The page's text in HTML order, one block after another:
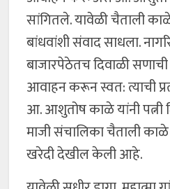
सांगितले. यावेळी चैताली
बांधवांशी संवाद साधला.
बाजारपेठेतच दिवाळी
आवाहन करून स्वत: त्याची
आ. आशुतोष काळे यांनी पत्नी
माजी संचालिका चैताली काळे
खरेदी देखील केली आहे.